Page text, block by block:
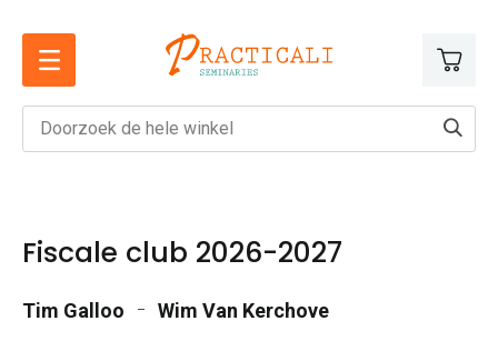
Ga
naar
inhoud
Fiscale club 2026-2027
Tim Galloo Wim Van Kerchove